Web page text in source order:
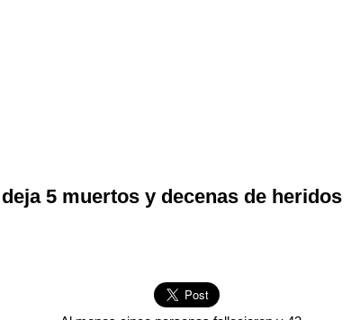
5 muertos y decenas de heridos